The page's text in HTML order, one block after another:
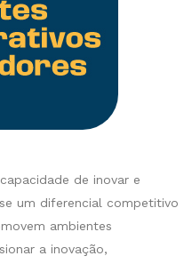
de inovar e
um diferencial competitivo
ambientes
a inovação,